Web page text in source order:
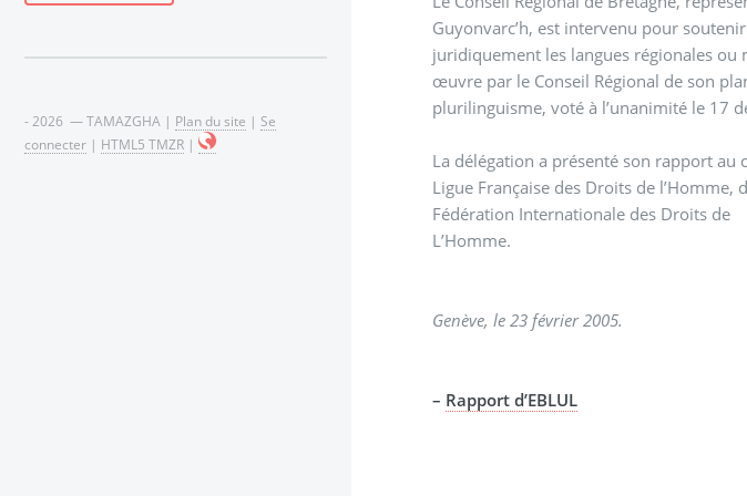
Guyonvarc’h, est intervenu pour
juridiquement les langues régionales ou
œuvre par le Conseil Régional de son
plurilinguisme, voté à l’unanimité le 17
La délégation a présenté son rapport au
Ligue Française des Droits de l’Homme,
Fédération Internationale des Droits de
L’Homme.
Genève, le 23 février 2005.
– Rapport d’EBLUL
- 2026 — TAMAZGHA | Plan du site | Se
connecter | HTML5 TMZR |